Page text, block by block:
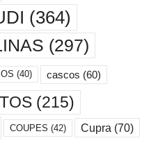
(364)
(297)
(40) cascos (60)
(215)
COUPES (42) Cupra (70)